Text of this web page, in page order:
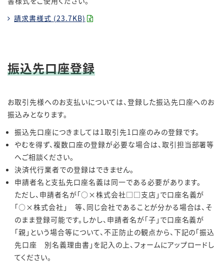
請求書様式 (23.7KB)
振込先口座登録
お取引先様へのお支払いについては、登録した振込先口座へのお
振込みとなります。
振込先口座につきましては1取引先1口座のみの登録です。
やむを得ず、複数口座の登録が必要な場合は、取引担当部署等
へご相談ください。
決済代行業者での登録はできません。
申請者名と支払先口座名義は同一である必要があります。
ただし、申請者名が「○×株式会社□□支店」で口座名義が
「○×株式会社」 等、同じ会社であることが分かる場合は、そ
のまま登録可能です。しかし、申請者名が「子」で口座名義が
「親」という場合等について、不正防止の観点から、下記の「振込
先口座 別名義理由書」を記入の上、フォームにアップロードし
てください。